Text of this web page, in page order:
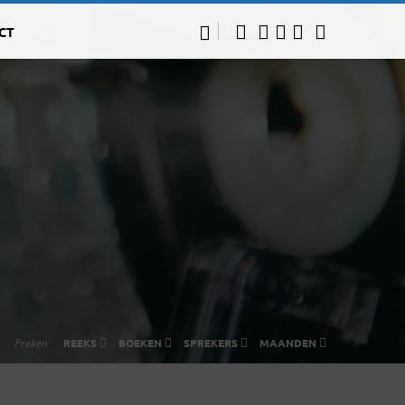
Preken REEKS BOEKEN SPREKERS MAANDEN